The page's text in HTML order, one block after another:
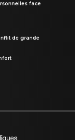
face
de grande